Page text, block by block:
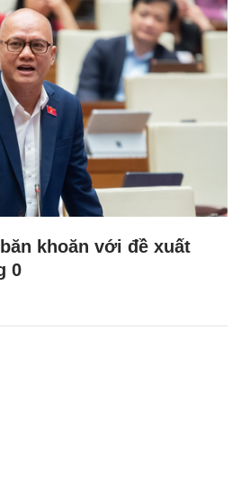
khoăn với đề xuất
0